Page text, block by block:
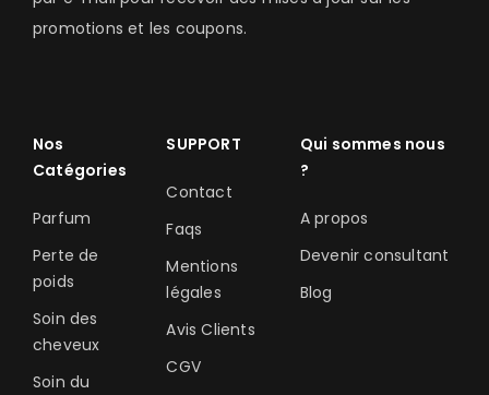
Qui sommes nous
?
A propos
Devenir consultant
Blog
SUPPORT
Contact
Faqs
Mentions
légales
Avis Clients
CGV
Nos
Catégories
Parfum
Perte de
poids
Soin des
cheveux
Soin du
promotions et les coupons.